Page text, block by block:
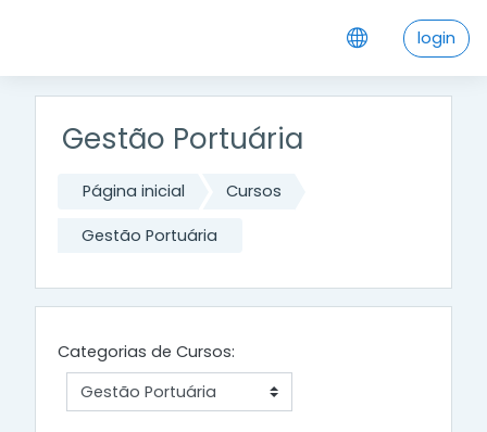
login
Gestão Portuária
Página inicial Cursos
Gestão Portuária
Categorias de Cursos: